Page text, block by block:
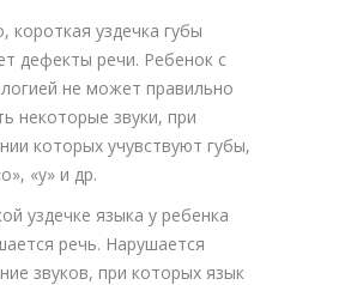
короткая уздечка губы
дефекты речи. Ребенок с
не может правильно
некоторые звуки, при
которых учувствуют губы,
«у» и др.
уздечке языка у ребенка
речь. Нарушается
звуков, при которых язык